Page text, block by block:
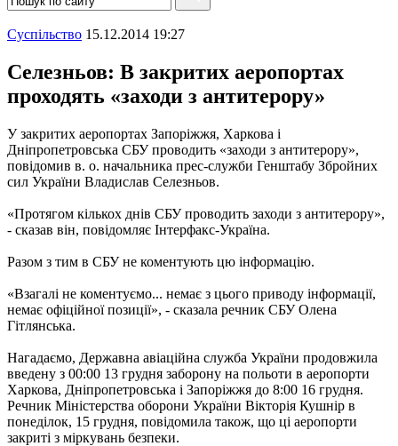
Суспiльство 15.12.2014 19:27
Селезньов: В закритих аеропортах
проходять «заходи з антитерору»
У закритих аеропортах Запоріжжя, Харкова і
Дніпропетровська СБУ проводить «заходи з антитерору»,
повідомив в. о. начальника прес-служби Генштабу Збройних
сил України Владислав Селезньов.
«Протягом кількох днів СБУ проводить заходи з антитерору»,
- сказав він, повідомляє Інтерфакс-Україна.
Разом з тим в СБУ не коментують цю інформацію.
«Взагалі не коментуємо... немає з цього приводу інформації,
немає офіційної позиції», - сказала речник СБУ Олена
Гітлянська.
Нагадаємо, Державна авіаційна служба України продовжила
введену з 00:00 13 грудня заборону на польоти в аеропорти
Харкова, Дніпропетровська і Запоріжжя до 8:00 16 грудня.
Речник Міністерства оборони України Вікторія Кушнір в
понеділок, 15 грудня, повідомила також, що ці аеропорти
закриті з міркувань безпеки.